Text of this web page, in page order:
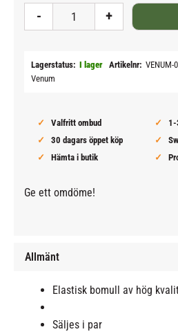
+
-
Lagerstatus I lager Artikelnr VENUM-
Venum
Valfritt ombud
1-
30 dagars öppet köp
Hämta i butik
Ge ett omdöme!
Allmänt
Elastisk bomull av hög
Säljes i par